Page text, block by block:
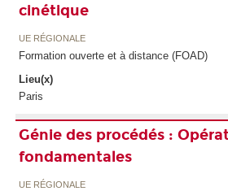
cinétique
UE RÉGIONALE
Formation ouverte et à distance (FOAD)
Lieu(x)
Paris
Génie des procédés :
fondamentales
UE RÉGIONALE